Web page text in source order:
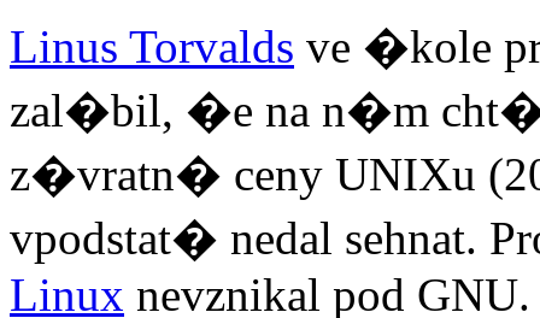
Linus Torvalds ve �kole
zal�bil, �e na n�m cht�l
z�vratn� ceny UNIXu
vpodstat� nedal sehnat.
Linux nevznikal pod